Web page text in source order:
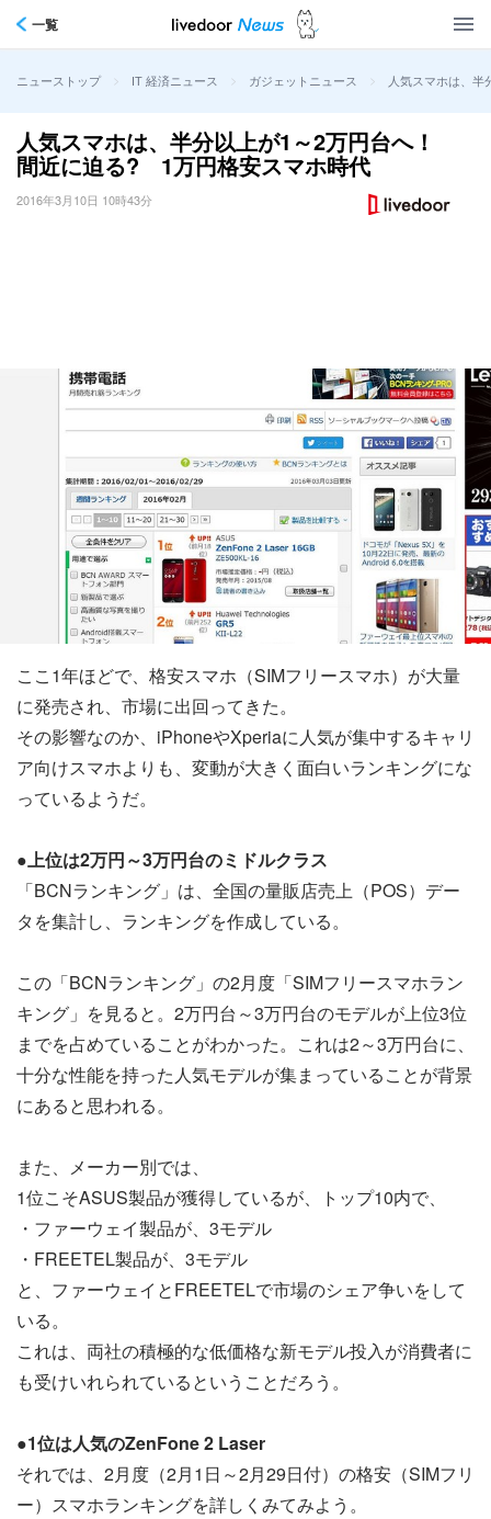
一覧
ニューストップ > IT 経済ニュース > ガジェットニュース > 人気スマホは、
人気スマホは、半分以上が1～2万円台へ！
間近に迫る? 1万円格安スマホ時代
2016年3月10日 10時43分
ここ1年ほどで、格安スマホ（SIMフリースマホ）が大量
に発売され、市場に出回ってきた。
その影響なのか、iPhoneやXperiaに人気が集中するキャリ
ア向けスマホよりも、変動が大きく面白いランキングにな
っているようだ。
●上位は2万円～3万円台のミドルクラス
「BCNランキング」は、全国の量販店売上（POS）デー
タを集計し、ランキングを作成している。
この「BCNランキング」の2月度「SIMフリースマホラン
キング」を見ると。2万円台～3万円台のモデルが上位3位
までを占めていることがわかった。これは2～3万円台に、
十分な性能を持った人気モデルが集まっていることが背景
にあると思われる。
また、メーカー別では、
1位こそASUS製品が獲得しているが、トップ10内で、
・ファーウェイ製品が、3モデル
・FREETEL製品が、3モデル
と、ファーウェイとFREETELで市場のシェア争いをして
いる。
これは、両社の積極的な低価格な新モデル投入が消費者に
も受けいれられているということだろう。
●1位は人気のZenFone 2 Laser
それでは、2月度（2月1日～2月29日付）の格安（SIMフリ
ー）スマホランキングを詳しくみてみよう。